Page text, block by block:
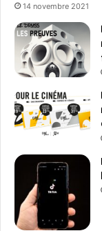
14 novembre 2021